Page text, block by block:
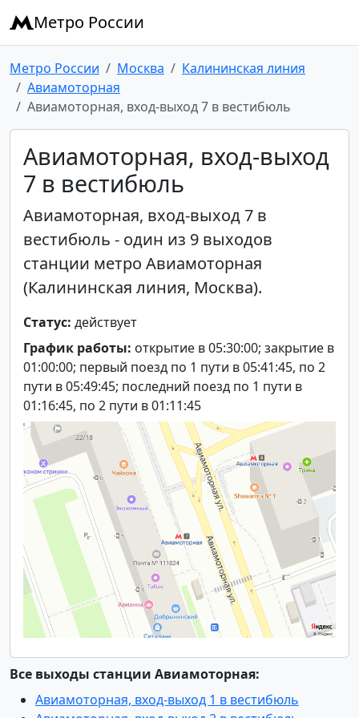
Метро России
Метро России Москва
Калининская линия
Авиамоторная
Авиамоторная, вход-выход 7 в вестибюль
Авиамоторная, вход-выход
7 в вестибюль
Авиамоторная, вход-выход 7 в
вестибюль - один из 9 выходов
станции метро Авиамоторная
(Калининская линия, Москва).
Статус: действует
График работы: открытие в 05:30:00; закрытие в
01:00:00; первый поезд по 1 пути в 05:41:45, по 2
пути в 05:49:45; последний поезд по 1 пути в
01:16:45, по 2 пути в 01:11:45
Все выходы станции Авиамоторная:
Авиамоторная, вход-выход 1 в вестибюль